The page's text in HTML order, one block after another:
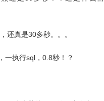
还真是30多秒。。。
一执行sql，0.8秒！？